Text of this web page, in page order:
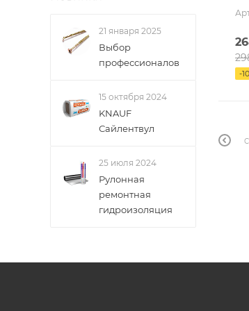
-10
21 января 2025
Выбор
профессионалов
15 октября 2024
KNAUF
Сайлентвул
25 июля 2024
Рулонная
ремонтная
гидроизоляция